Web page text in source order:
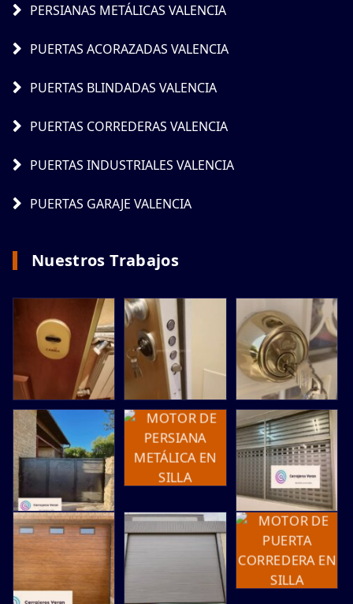
PERSIANAS METÁLICAS VALENCIA
PUERTAS ACORAZADAS VALENCIA
PUERTAS BLINDADAS VALENCIA
PUERTAS CORREDERAS VALENCIA
PUERTAS INDUSTRIALES VALENCIA
PUERTAS GARAJE VALENCIA
Nuestros Trabajos